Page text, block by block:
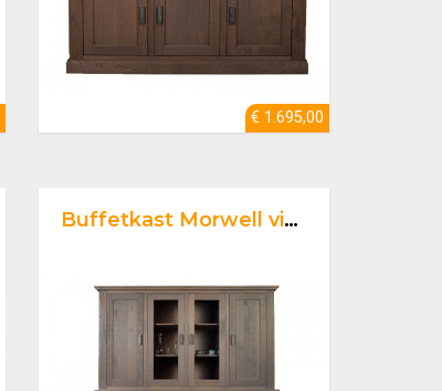
€ 1.695,00
Buffetkast Morwell vier deurs